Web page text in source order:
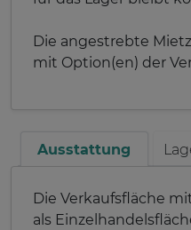
Die angestrebte
mit Option(en) der
Ausstattung
Die Verkaufsfläche
als